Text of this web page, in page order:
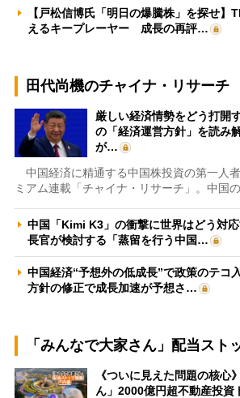
【戸松信博氏「明日の爆騰株」を探せ】
えるキープレーヤー 成長の再評…
田代尚機のチャイナ・リサーチ
厳しい経済情勢をどう打開
の「経済運営方針」を読
が…
中国経済に精通する中国株投資の第一人
ミアム連載「チャイナ・リサーチ」。中国
中国「Kimi K3」の衝撃に世界はどう対
長官が検討する「蒸留を行う中国…
中国経済“予想外の低成長”で政策のテ
方針の修正で成長加速が予想さ…
「みんなで大家さん」配当スト
《ついに見えた問題の核心
ん」2000億円超不動産投資